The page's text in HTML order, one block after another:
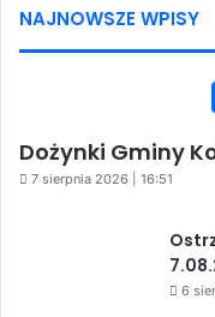
NAJNOWSZE WPISY
Dożynki Gminy
7 sierpnia 2026 | 16:51
6